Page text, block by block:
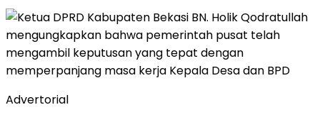
Advertorial